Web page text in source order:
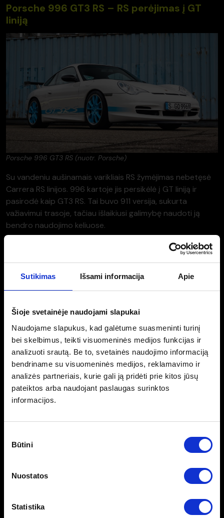
Sutikimas Išsami informacija Apie
Šioje svetainėje naudojami slapukai
Naudojame slapukus, kad galėtume suasmeninti turinį
bei skelbimus, teikti visuomeninės medijos funkcijas ir
analizuoti srautą. Be to, svetainės naudojimo informaciją
bendriname su visuomeninės medijos, reklamavimo ir
analizės partneriais, kurie gali ją pridėti prie kitos jūsų
pateiktos arba naudojant paslaugas surinktos
informacijos.
pasirinkimas
Būtini
Nuostatos
Statistika
Porsche 996 GT3 RS – RS perėjimas į GT
liniją
Porsche 996 GT3 RS (nuotr. Porsche)
Su vandeniu aušinamais varikliais RS žymėjimas nebetęsė
Carrera RS linijos. 996 kartoje jis persikėlė į GT liniją ir
pasirodė kaip GT3 RS. Tai buvo 911 versija, sukurta
važiavimui trasoje, tačiau išlaikiusi galimybę naudoti ją
bendro naudojimo keliuose.
996 GT3 RS komplektuotas su šešių cilindrų „Mezger“
architektūros varikliu, kurio konstrukcija kilo iš Porsche
pagrindu GT modeliams ir atskyrė juos nuo kitų vandeniu
aušinamų 911 versijų.
Šioje kartoje RS reiškė visą automobilio paruošimą
važiavimui trasoje. Važiuoklė, stabdžiai ir aušinimas buvo
derinami kaip viena sistema, skirta nuosekliam važiavimui
didelėmis apkrovomis.
Porsche 997 GT3 RS ir RS 4.0 – didžiausio
darbinio tūrio riba